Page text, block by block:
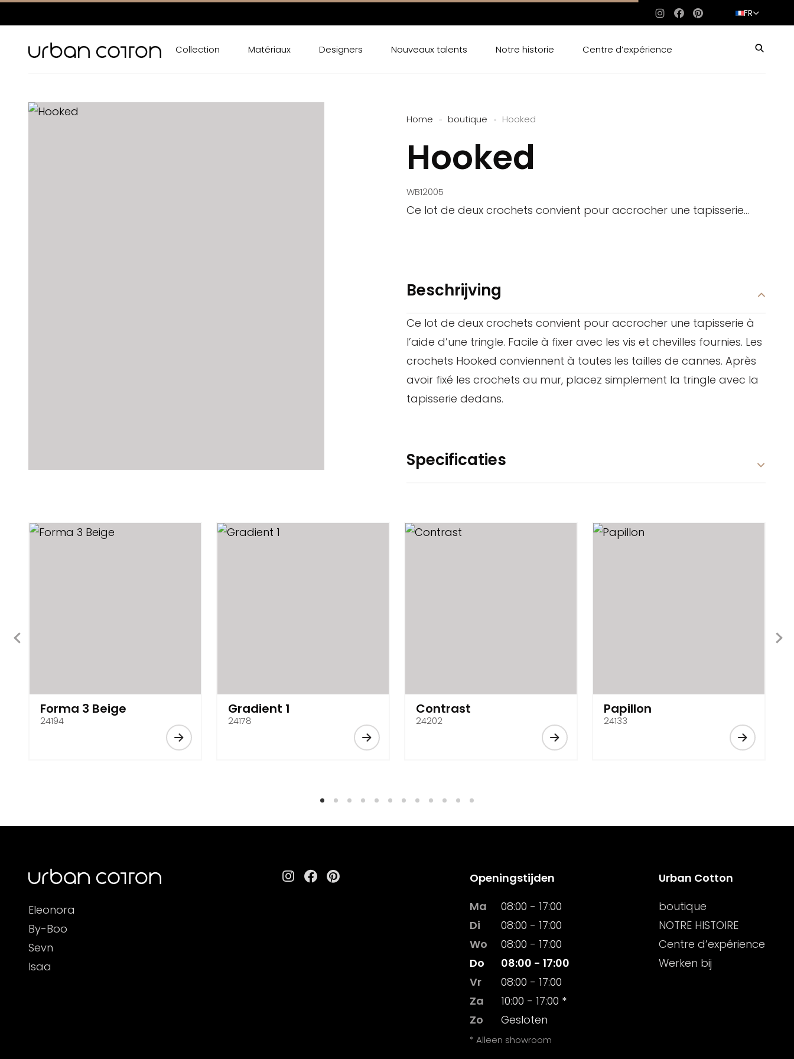
Instagram
Facebook
PinterestFR
Collection Matériaux Designers Nouveaux talents Notre historie Centre d’expérience
Home » boutique » Hooked
Hooked
WB12005
Ce lot de deux crochets convient pour accrocher une tapisserie...
Beschrijving
Ce lot de deux crochets convient pour accrocher une tapisserie à
l’aide d’une tringle. Facile à fixer avec les vis et chevilles fournies. Les
crochets Hooked conviennent à toutes les tailles de cannes. Après
avoir fixé les crochets au mur, placez simplement la tringle avec la
tapisserie dedans.
Specificaties
Forma 3 Beige
24194
Gradient 1
24178
Contrast
24202
Papillon
24133
Eleonora
By-Boo
Sevn
Isaa
Instagram
Facebook
Pinterest
Openingstijden
Ma
08:00 - 17:00
Di
08:00 - 17:00
Wo
08:00 - 17:00
Do
08:00 - 17:00
Vr
08:00 - 17:00
Za
10:00 - 17:00 *
Zo
Gesloten
* Alleen showroom
Urban Cotton
boutique
NOTRE HISTOIRE
Centre d’expérience
Werken bij